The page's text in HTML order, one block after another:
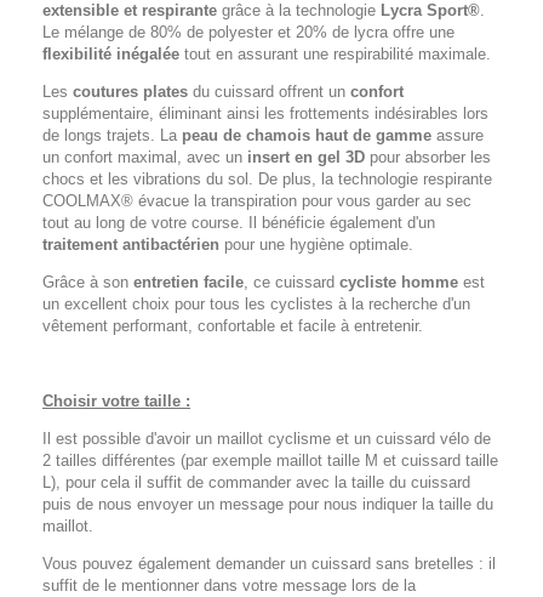
extensible et respirante grâce à la technologie Lycra Sport®.
Le mélange de 80% de polyester et 20% de lycra offre une
flexibilité inégalée tout en assurant une respirabilité maximale.
Les coutures plates du cuissard offrent un confort
supplémentaire, éliminant ainsi les frottements indésirables lors
de longs trajets. La peau de chamois haut de gamme assure
un confort maximal, avec un insert en gel 3D pour absorber les
chocs et les vibrations du sol. De plus, la technologie respirante
COOLMAX® évacue la transpiration pour vous garder au sec
tout au long de votre course. Il bénéficie également d'un
traitement antibactérien pour une hygiène optimale.
Grâce à son entretien facile, ce cuissard cycliste homme est
un excellent choix pour tous les cyclistes à la recherche d'un
vêtement performant, confortable et facile à entretenir.
Choisir votre taille :
Il est possible d'avoir un maillot cyclisme et un cuissard vélo de
2 tailles différentes (par exemple maillot taille M et cuissard taille
L), pour cela il suffit de commander avec la taille du cuissard
puis de nous envoyer un message pour nous indiquer la taille du
maillot.
Vous pouvez également demander un cuissard sans bretelles : il
suffit de le mentionner dans votre message lors de la